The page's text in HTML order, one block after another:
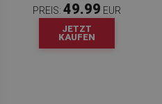
PREIS: 49.99 EUR
JETZT
KAUFEN